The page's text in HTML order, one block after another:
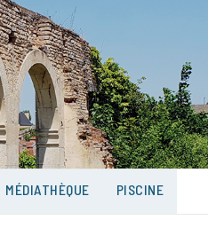
VILLE DE
SUR-SEINE
MÉDIATHÈQUE PISCINE